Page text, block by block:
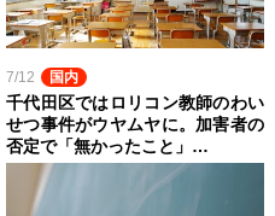
7/12 国内
千代田区ではロリコン教師のわい
せつ事件がウヤムヤに。加害者の
否定で「無かったこと」…